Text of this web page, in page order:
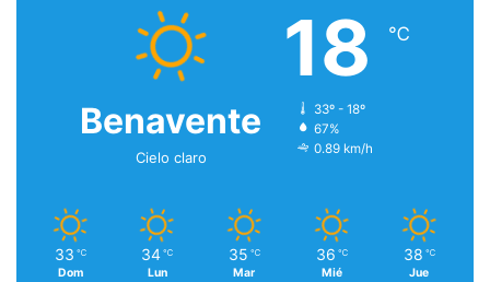
Benavente
Cielo claro
18 ℃
33º - 18º
67%
0.89 km/h
33 ℃
Dom
34 ℃
Lun
35 ℃
Mar
36 ℃
Mié
38 ℃
Jue